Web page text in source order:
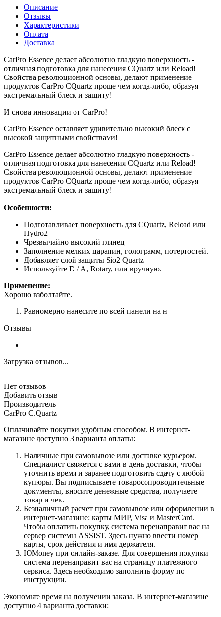
Описание
Отзывы
Характеристики
Оплата
Доставка
CarPro Essence делает абсолютно гладкую поверхность -
отличная подготовка для нанесения CQuartz или Reload!
Свойства революционной основы, делают применение
продуктов CarPro CQuartz проще чем когда-либо, образуя
экстремальный блеск и защиту!
И снова инновации от CarPro!
CarPro Essence оставляет удивительно высокий блеск с
высокой защитными свойствами!
CarPro Essence делает абсолютно гладкую поверхность -
отличная подготовка для нанесения CQuartz или Reload!
Свойства революционной основы, делают применение
продуктов CarPro CQuartz проще чем когда-либо, образуя
экстремальный блеск и защиту!
Особенности:
Подготавливает поверхность для CQuartz, Reload или
Hydro2
Чрезвычайно высокий глянец
Заполнение мелких царапин, голограмм, потертостей.
Добавляет слой защиты Sio2 Quartz
Используйте D / A, Rotary, или вручную.
Применение:
Хорошо взболтайте.
Равномерно нанесите по всей панели на н
Отзывы
Загрузка отзывов...
Нет отзывов
Добавить отзыв
Производитель
CarPro C.Quartz
Оплачивайте покупки удобным способом. В интернет-
магазине доступно 3 варианта оплаты:
Наличные при самовывозе или доставке курьером.
Специалист свяжется с вами в день доставки, чтобы
уточнить время и заранее подготовить сдачу с любой
купюры. Вы подписываете товаросопроводительные
документы, вносите денежные средства, получаете
товар и чек.
Безналичный расчет при самовывозе или оформлении в
интернет-магазине: карты МИР, Visa и MasterCard.
Чтобы оплатить покупку, система перенаправит вас на
сервер системы ASSIST. Здесь нужно ввести номер
карты, срок действия и имя держателя.
ЮMoney при онлайн-заказе. Для совершения покупки
система перенаправит вас на страницу платежного
сервиса. Здесь необходимо заполнить форму по
инструкции.
Экономьте время на получении заказа. В интернет-магазине
доступно 4 варианта доставки: